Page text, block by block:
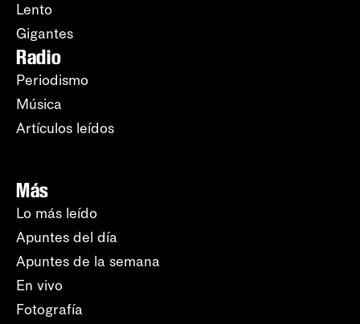
Lento
Gigantes
Radio
Periodismo
Música
Artículos leídos
Más
Lo más leído
Apuntes del día
Apuntes de la semana
En vivo
Fotografía